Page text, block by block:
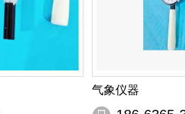
186-6365-